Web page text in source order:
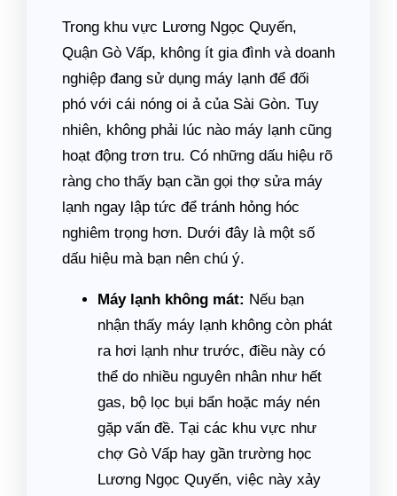
Trong khu vực Lương Ngọc Quyến,
Quận Gò Vấp, không ít gia đình và doanh
nghiệp đang sử dụng máy lạnh để đối
phó với cái nóng oi ả của Sài Gòn. Tuy
nhiên, không phải lúc nào máy lạnh cũng
hoạt động trơn tru. Có những dấu hiệu rõ
ràng cho thấy bạn cần gọi thợ sửa máy
lạnh ngay lập tức để tránh hỏng hóc
nghiêm trọng hơn. Dưới đây là một số
dấu hiệu mà bạn nên chú ý.
Máy lạnh không mát: Nếu bạn
nhận thấy máy lạnh không còn phát
ra hơi lạnh như trước, điều này có
thể do nhiều nguyên nhân như hết
gas, bộ lọc bụi bẩn hoặc máy nén
gặp vấn đề. Tại các khu vực như
chợ Gò Vấp hay gần trường học
Lương Ngọc Quyến, việc này xảy